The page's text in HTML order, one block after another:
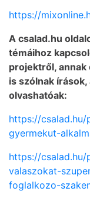
https://
A csalad.hu
témáihoz
projektről,
is szólnak
olvashatóak:
https://
gyermekut-
https://
valaszokat-
foglalkozo-